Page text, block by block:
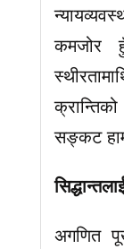
कमजोर
सङ्कट
अगणित